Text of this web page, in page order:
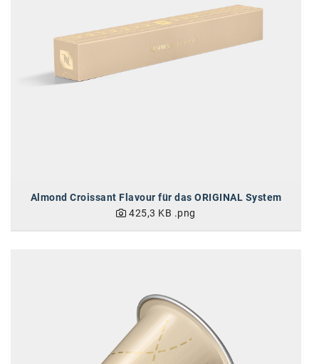
Almond Croissant Flavour für das ORIGINAL System
425,3 KB .png